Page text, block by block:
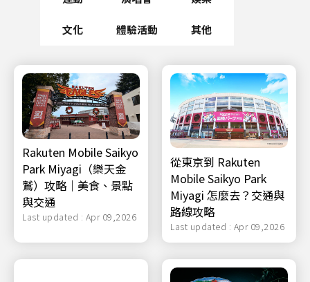
文化 體驗活動 其他
Rakuten Mobile Saikyo
Park Miyagi（樂天金
鷲）攻略｜美食、景點
與交通
Last updated : Apr 09,2026
從東京到 Rakuten
Mobile Saikyo Park
Miyagi 怎麼去？交通與
路線攻略
Last updated : Apr 09,2026